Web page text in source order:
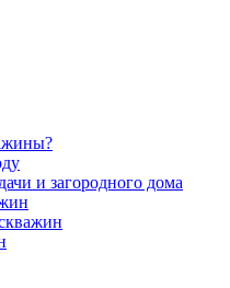
и загородного дома